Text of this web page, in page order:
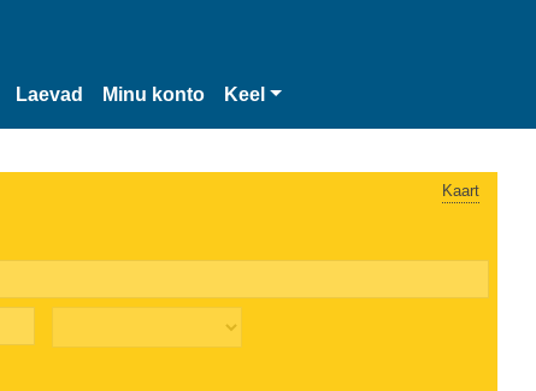
Laevad Minu konto Keel
Kaart